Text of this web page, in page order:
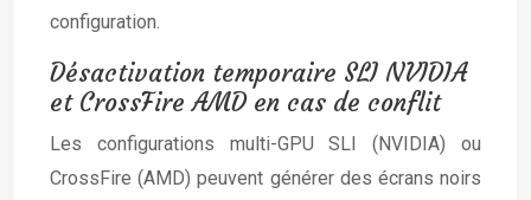
configuration.
Désactivation temporaire SLI NVIDIA
et CrossFire AMD en cas de conflit
Les configurations multi-GPU SLI (NVIDIA) ou
CrossFire (AMD) peuvent générer des écrans noirs